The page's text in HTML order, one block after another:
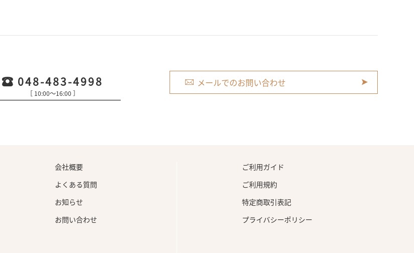
048-483-4998
［ 10:00〜16:00 ］
メールでのお問い合わせ
会社概要
よくある質問
お知らせ
お問い合わせ
ご利用ガイド
ご利用規約
特定商取引表記
プライバシーポリシー